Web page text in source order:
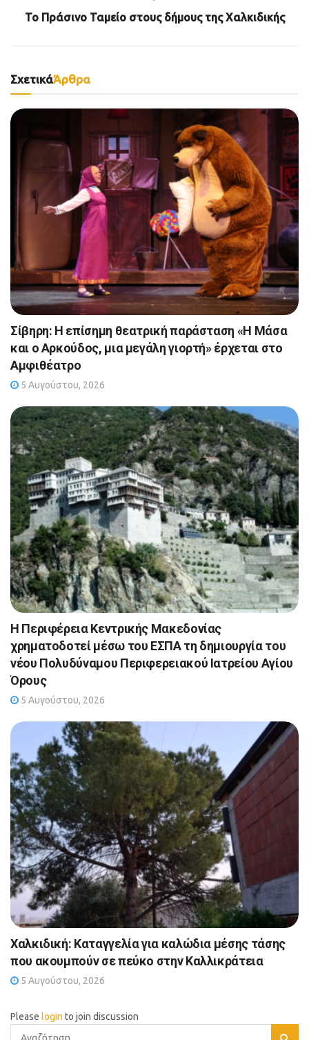
Το Πράσινο Ταμείο στους δήμους της Χαλκιδικής
ΣχετικάΆρθρα
Σίβηρη: Η επίσημη θεατρική παράσταση «Η Μάσα
και ο Αρκούδος, μια μεγάλη γιορτή» έρχεται στο
Αμφιθέατρο
5 Αυγούστου, 2026
Η Περιφέρεια Κεντρικής Μακεδονίας
χρηματοδοτεί μέσω του ΕΣΠΑ τη δημιουργία του
νέου Πολυδύναμου Περιφερειακού Ιατρείου Αγίου
Όρους
5 Αυγούστου, 2026
Χαλκιδική: Καταγγελία για καλώδια μέσης τάσης
που ακουμπούν σε πεύκο στην Καλλικράτεια
5 Αυγούστου, 2026
Please login to join discussion